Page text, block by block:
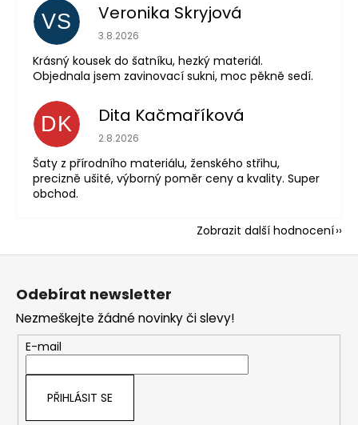
VS Veronika Skryjová
Hodnocení obchodu je 5 z 5 hvězdiček.
3.8.2026
Krásný kousek do šatníku, hezký materiál.
Objednala jsem zavinovací sukni, moc pěkně sedí.
DK Dita Kačmaříková
Hodnocení obchodu je 5 z 5 hvězdiček.
2.8.2026
Šaty z přírodního materiálu, ženského střihu,
precizně ušité, výborný poměr ceny a kvality. Super
obchod.
Zobrazit další hodnocení
Odebírat newsletter
Nezmeškejte žádné novinky či slevy!
E-mail
PŘIHLÁSIT SE